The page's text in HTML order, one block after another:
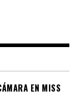
EN MISS